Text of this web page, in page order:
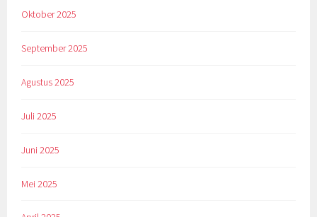
Oktober 2025
September 2025
Agustus 2025
Juli 2025
Juni 2025
Mei 2025